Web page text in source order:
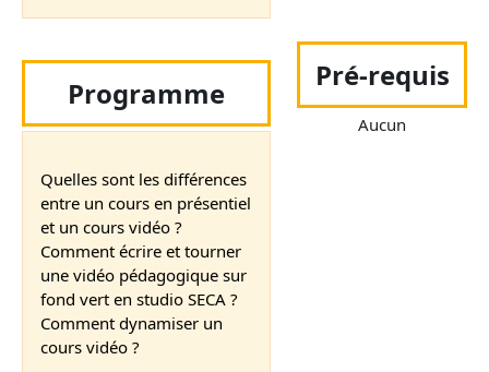
Programme
Quelles sont les différences
entre un cours en présentiel
et un cours vidéo ?
Comment écrire et tourner
une vidéo pédagogique sur
fond vert en studio SECA ?
Comment dynamiser un
cours vidéo ?
Pré-requis
Aucun